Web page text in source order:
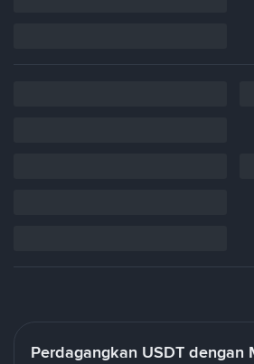
Perdagangkan USDT dengan